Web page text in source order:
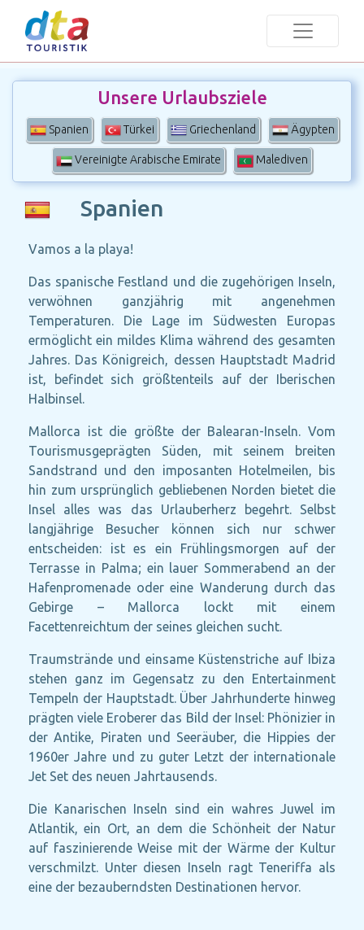
Unsere Urlaubsziele
Spanien Türkei Griechenland Ägypten
Vereinigte Arabische Emirate Malediven
Spanien
Vamos a la playa!
Das spanische Festland und die zugehörigen Inseln,
verwöhnen ganzjährig mit angenehmen
Temperaturen. Die Lage im Südwesten Europas
ermöglicht ein mildes Klima während des gesamten
Jahres. Das Königreich, dessen Hauptstadt Madrid
ist, befindet sich größtenteils auf der Iberischen
Halbinsel.
Mallorca ist die größte der Balearan-Inseln. Vom
Tourismusgeprägten Süden, mit seinem breiten
Sandstrand und den imposanten Hotelmeilen, bis
hin zum ursprünglich gebliebenen Norden bietet die
Insel alles was das Urlauberherz begehrt. Selbst
langjährige Besucher können sich nur schwer
entscheiden: ist es ein Frühlingsmorgen auf der
Terrasse in Palma; ein lauer Sommerabend an der
Hafenpromenade oder eine Wanderung durch das
Gebirge – Mallorca lockt mit einem
Facettenreichtum der seines gleichen sucht.
Traumstrände und einsame Küstenstriche auf Ibiza
stehen ganz im Gegensatz zu den Entertainment
Tempeln der Hauptstadt. Über Jahrhunderte hinweg
prägten viele Eroberer das Bild der Insel: Phönizier in
der Antike, Piraten und Seeräuber, die Hippies der
1960er Jahre und zu guter Letzt der internationale
Jet Set des neuen Jahrtausends.
Die Kanarischen Inseln sind ein wahres Juwel im
Atlantik, ein Ort, an dem die Schönheit der Natur
auf faszinierende Weise mit der Wärme der Kultur
verschmilzt. Unter diesen Inseln ragt Teneriffa als
eine der bezauberndsten Destinationen hervor.